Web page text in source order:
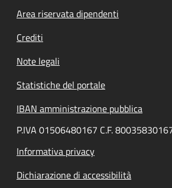
Area riservata dipendenti
Crediti
Note legali
Statistiche del portale
IBAN amministrazione pubblica
P.IVA 01506480167 C.F.
Informativa privacy
Dichiarazione di accessibilità